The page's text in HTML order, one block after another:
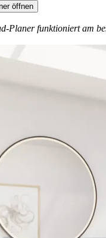
öffnen
Planer funktioniert am